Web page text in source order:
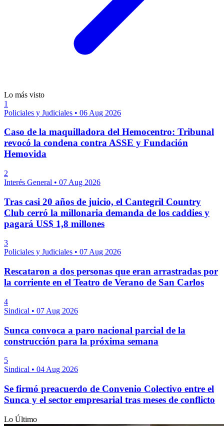
Lo más visto
1
Policiales y Judiciales • 06 Aug 2026
Caso de la maquilladora del Hemocentro: Tribunal
revocó la condena contra ASSE y Fundación
Hemovida
2
Interés General • 07 Aug 2026
Tras casi 20 años de juicio, el Cantegril Country
Club cerró la millonaria demanda de los caddies y
pagará US$ 1,8 millones
3
Policiales y Judiciales • 07 Aug 2026
Rescataron a dos personas que eran arrastradas por
la corriente en el Teatro de Verano de San Carlos
4
Sindical • 07 Aug 2026
Sunca convoca a paro nacional parcial de la
construcción para la próxima semana
5
Sindical • 04 Aug 2026
Se firmó preacuerdo de Convenio Colectivo entre el
Sunca y el sector empresarial tras meses de conflicto
Lo Último